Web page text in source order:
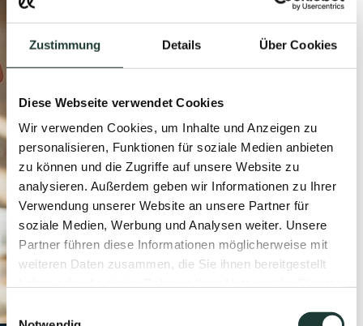
Zustimmung Details Über Cookies
Diese Webseite verwendet Cookies
Wir verwenden Cookies, um Inhalte und Anzeigen zu
personalisieren, Funktionen für soziale Medien anbieten
zu können und die Zugriffe auf unsere Website zu
analysieren. Außerdem geben wir Informationen zu Ihrer
Verwendung unserer Website an unsere Partner für
soziale Medien, Werbung und Analysen weiter. Unsere
Partner führen diese Informationen möglicherweise mit
weiteren Daten zusammen, die Sie ihnen bereitgestellt
Einwilligungsauswahl